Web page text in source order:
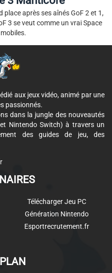
après ses aînés GoF 2 et 1,
3 se veut comme un vrai Space
aux jeux vidéo, animé par une
passionnés.
dans la jungle des nouveautés
Nintendo Switch) à travers un
des guides de jeu, des
Télécharger Jeu PC
Génération Nintendo
Esportrecrutement.fr